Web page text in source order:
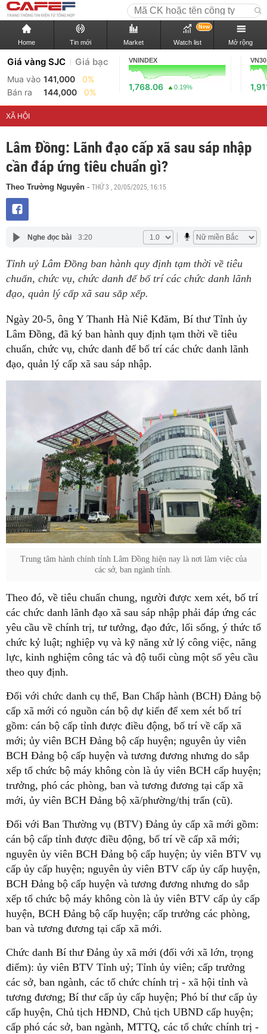
Home Tin mới Market Watch list
New
Mở rộng
Giá vàng SJC Giá bạc
Mua vào 141,000
0%
Bán ra
144,000 0%
VNINDEX
1,768.06 0.19%
VN30
XÃ HỘI
Lâm Đồng: Lãnh đạo cấp xã sau sáp nhập
cần đáp ứng tiêu chuẩn gì?
Theo Trường Nguyên - THỨ 3 , 20/05/2025, 16:15
Nghe đọc bài 3:20
Tỉnh uỷ Lâm Đồng ban hành quy định tạm thời về tiêu
chuẩn, chức vụ, chức danh để bố trí các chức danh lãnh
đạo, quản lý cấp xã sau sắp xếp.
Ngày 20-5, ông Y Thanh Hà Niê Kđăm, Bí thư Tỉnh ủy
Lâm Đồng, đã ký ban hành quy định tạm thời về tiêu
chuẩn, chức vụ, chức danh để bố trí các chức danh lãnh
đạo, quản lý cấp xã sau sáp nhập.
Trung tâm hành chính tỉnh Lâm Đồng hiện nay là nơi làm việc của
các sở, ban ngành tỉnh.
Theo đó, về tiêu chuẩn chung, người được xem xét, bố trí
các chức danh lãnh đạo xã sau sáp nhập phải đáp ứng các
yêu cầu về chính trị, tư tưởng, đạo đức, lối sống, ý thức tổ
chức kỷ luật; nghiệp vụ và kỹ năng xử lý công việc, năng
lực, kinh nghiệm công tác và độ tuổi cùng một số yêu cầu
theo quy định.
Đối với chức danh cụ thể, Ban Chấp hành (BCH) Đảng bộ
cấp xã mới có nguồn cán bộ dự kiến để xem xét bố trí
gồm: cán bộ cấp tỉnh được điều động, bố trí về cấp xã
mới; ủy viên BCH Đảng bộ cấp huyện; nguyên ủy viên
BCH Đảng bộ cấp huyện và tương đương nhưng do sắp
xếp tổ chức bộ máy không còn là ủy viên BCH cấp huyện;
trưởng, phó các phòng, ban và tương đương tại cấp xã
mới, ủy viên BCH Đảng bộ xã/phường/thị trấn (cũ).
Đối với Ban Thường vụ (BTV) Đảng ủy cấp xã mới gồm:
cán bộ cấp tỉnh được điều động, bố trí về cấp xã mới;
nguyên ủy viên BCH Đảng bộ cấp huyện; ủy viên BTV vụ
cấp ủy cấp huyện; nguyên ủy viên BTV cấp ủy cấp huyện,
BCH Đảng bộ cấp huyện và tương đương nhưng do sắp
xếp tổ chức bộ máy không còn là ủy viên BTV cấp ủy cấp
huyện, BCH Đảng bộ cấp huyện; cấp trưởng các phòng,
ban và tương đương tại cấp xã mới.
Chức danh Bí thư Đảng ủy xã mới (đối với xã lớn, trọng
điểm): ủy viên BTV Tỉnh uỷ; Tỉnh ủy viên; cấp trưởng
các sở, ban ngành, các tổ chức chính trị - xã hội tỉnh và
tương đương; Bí thư cấp ủy cấp huyện; Phó bí thư cấp ủy
cấp huyện, Chủ tịch HĐND, Chủ tịch UBND cấp huyện;
cấp phó các sở, ban ngành, MTTQ, các tổ chức chính trị -